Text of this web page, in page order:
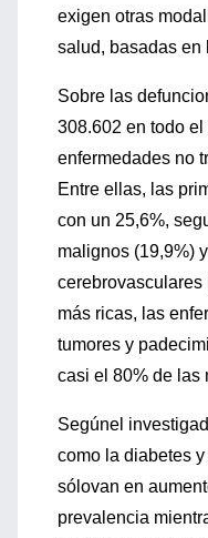
exigen otras
salud, basadas en
Sobre las
308.602 en todo
enfermedades no
Entre ellas, las
con un 25,6%,
malignos (19,9%)
cerebrovasculares
más ricas, las
tumores y
casi el 80% de las
Segúnel
como la diabetes
sólovan en
prevalencia